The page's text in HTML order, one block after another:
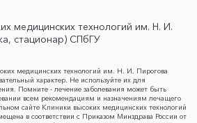
медицинских технологий им. Н. И.
стационар) СПбГУ
медицинских технологий им. Н. И. Пирогова
характер. Не используйте их для
Помните - лечение заболевания может быть
всем рекомендациям и назначениям лечащего
сайте Клиники высоких медицинских технологий
в соответствии с Приказом Минздрава России от